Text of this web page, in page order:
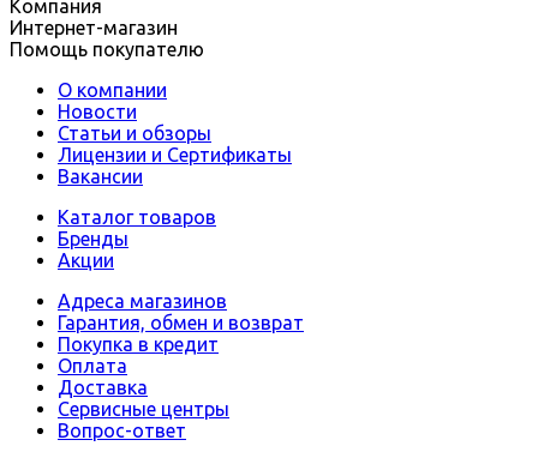
Компания
Интернет-магазин
Помощь покупателю
О компании
Новости
Статьи и обзоры
Лицензии и Сертификаты
Вакансии
Каталог товаров
Бренды
Акции
Адреса магазинов
Гарантия, обмен и возврат
Покупка в кредит
Оплата
Доставка
Сервисные центры
Вопрос-ответ